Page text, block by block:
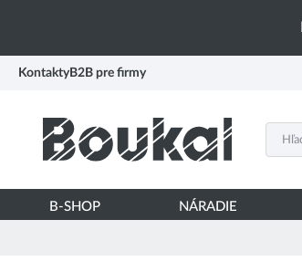
Kontakty B2B pre firmy
B-SHOP NÁRADIE